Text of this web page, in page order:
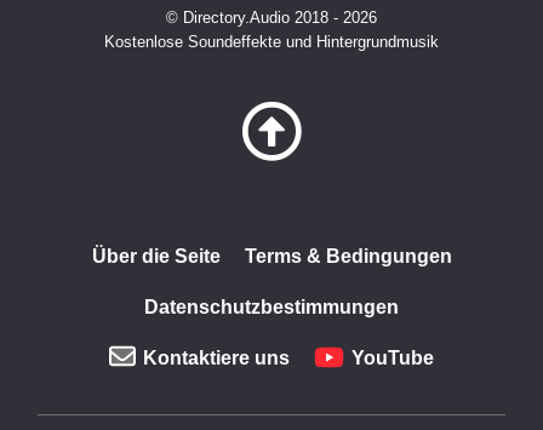
© Directory.Audio 2018 - 2026
Kostenlose Soundeffekte und Hintergrundmusik
Über die Seite Terms & Bedingungen
Datenschutzbestimmungen
Kontaktiere uns YouTube